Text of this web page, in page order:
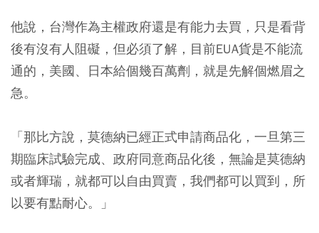
他說，台灣作為主權政府還是有能力去買，只是看背
後有沒有人阻礙，但必須了解，目前EUA貨是不能流
通的，美國、日本給個幾百萬劑，就是先解個燃眉之
急。
「那比方說，莫德納已經正式申請商品化，一旦第三
期臨床試驗完成、政府同意商品化後，無論是莫德納
或者輝瑞，就都可以自由買賣，我們都可以買到，所
以要有點耐心。」